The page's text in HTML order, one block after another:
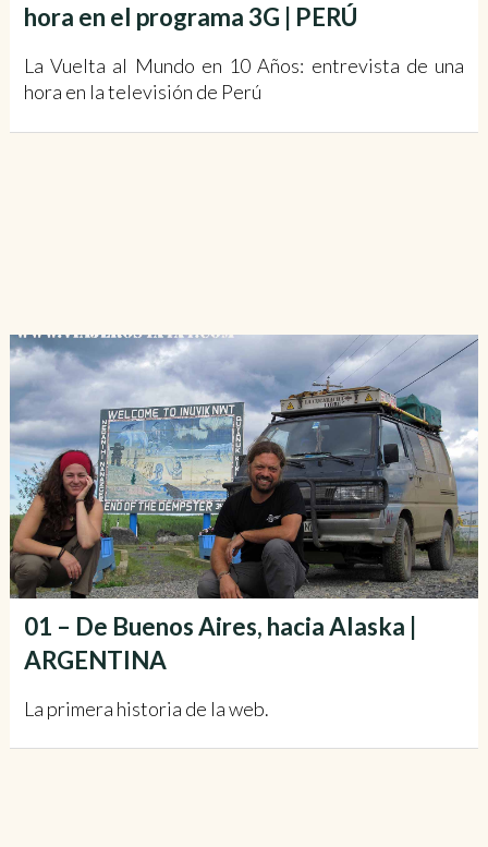
hora en el programa 3G | PERÚ
La Vuelta al Mundo en 10 Años: entrevista de una
hora en la televisión de Perú
01 – De Buenos Aires, hacia Alaska |
ARGENTINA
La primera historia de la web.